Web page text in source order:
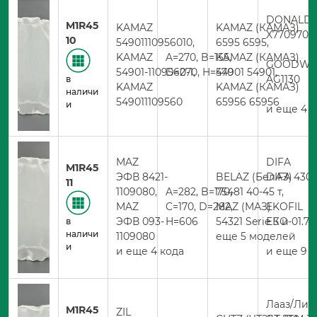
M1R45
10
в
наличи
и
KAMAZ
54901110956010,
KAMAZ
54901-1109560-1,
KAMAZ
549011109560
A=270, B=155,
D=270, H=470
KAMAZ (КАМАЗ)
6595 6595,
KAMAZ (КАМАЗ)
54901 54901,
KAMAZ (КАМАЗ)
65956 65956
X770970
AG1130
и еще 4
M1R45
11
в
наличи
и
MAZ
ЭФВ 8421-
1109080,
MAZ
ЭФВ 093-
1109080
и еще 4 кода
A=282, B=170,
C=170, D=282,
H=606
BELAZ (БелАЗ)
75481 40-45 т,
MAZ (МАЗ)
54321 Serie 5 и
еще 5 моделей
DIFA
DIFA
EKOFIL
ЕКО-01.72
и еще 9
M1R45
ZIL
Лааз/